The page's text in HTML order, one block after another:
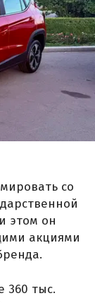
со
этом он
акциями
360 тыс.